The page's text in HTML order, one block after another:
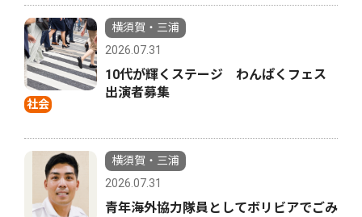
社会
横須賀・三浦
2026.07.31
10代が輝くステージ わんぱくフェス
出演者募集
横須賀・三浦
2026.07.31
青年海外協力隊員としてボリビアでごみ